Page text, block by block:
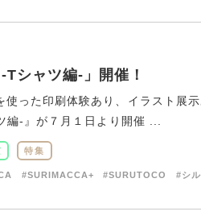
シャツ編-」開催！
った印刷体験あり、イラスト展
-』が７月１日より開催 ...
特集
#SURIMACCA+ #SURUTOCO #シ